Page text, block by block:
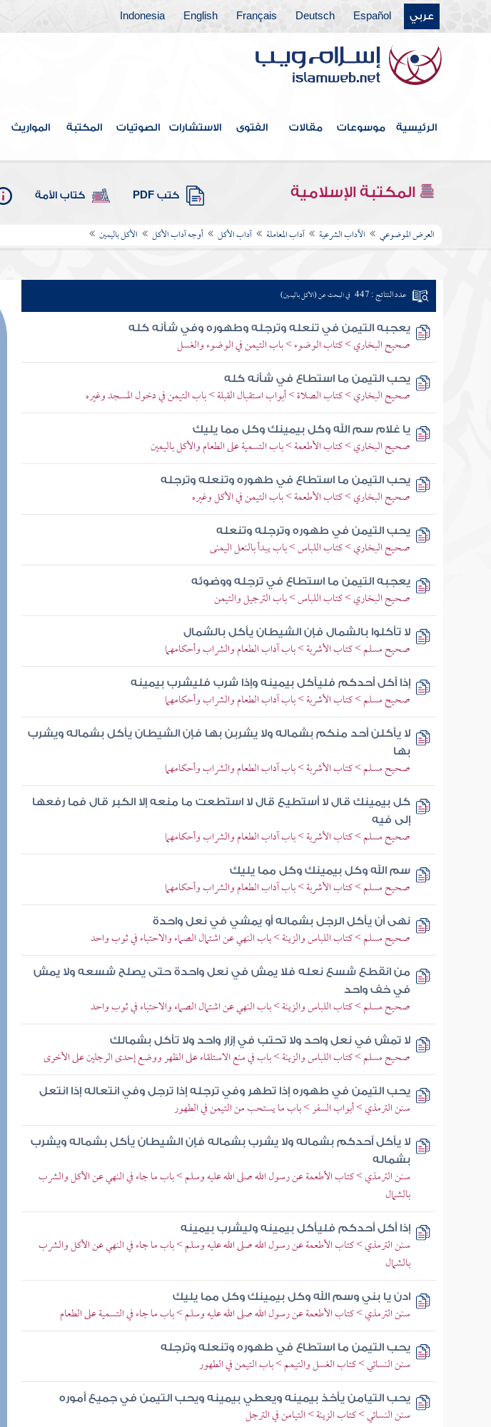
عربي Español
Deutsch
Français
English
Indonesia
الرئيسية موسوعات مقالات الفتوى الاستشارات الصوتيات المكتبة المواريث
المكتبة الإسلامية كتب PDF كتاب الأمة
العرض الموضوعي الآداب الشرعية آداب المعاملة آداب الأكل أوجه آداب الأكل الأكل باليمين
عدد النتائج : 447 في البحث عن (الأكل باليمين)
يعجبه التيمن في تنعله وترجله وطهوره وفي شأنه كله
صحيح البخاري > كتاب الوضوء > باب التيمن في الوضوء والغسل
يحب التيمن ما استطاع في شأنه كله
صحيح البخاري > كتاب الصلاة > أبواب استقبال القبلة > باب التيمن في دخول المسجد وغيره
يا غلام سم الله وكل بيمينك وكل مما يليك
صحيح البخاري > كتاب الأطعمة > باب التسمية على الطعام والأكل باليمين
يحب التيمن ما استطاع في طهوره وتنعله وترجله
صحيح البخاري > كتاب الأطعمة > باب التيمن في الأكل وغيره
يحب التيمن في طهوره وترجله وتنعله
صحيح البخاري > كتاب اللباس > باب يبدأ بالنعل اليمنى
يعجبه التيمن ما استطاع في ترجله ووضوئه
صحيح البخاري > كتاب اللباس > باب الترجيل والتيمن
لا تأكلوا بالشمال فإن الشيطان يأكل بالشمال
صحيح مسلم > كتاب الأشربة > باب آداب الطعام والشراب وأحكامهما
إذا أكل أحدكم فليأكل بيمينه وإذا شرب فليشرب بيمينه
صحيح مسلم > كتاب الأشربة > باب آداب الطعام والشراب وأحكامهما
لا يأكلن أحد منكم بشماله ولا يشربن بها فإن الشيطان يأكل بشماله ويشرب
بها
صحيح مسلم > كتاب الأشربة > باب آداب الطعام والشراب وأحكامهما
كل بيمينك قال لا أستطيع قال لا استطعت ما منعه إلا الكبر قال فما رفعها
إلى فيه
صحيح مسلم > كتاب الأشربة > باب آداب الطعام والشراب وأحكامهما
سم الله وكل بيمينك وكل مما يليك
صحيح مسلم > كتاب الأشربة > باب آداب الطعام والشراب وأحكامهما
نهى أن يأكل الرجل بشماله أو يمشي في نعل واحدة
صحيح مسلم > كتاب اللباس والزينة > باب النهي عن اشتمال الصماء والاحتباء في ثوب واحد
من انقطع شسع نعله فلا يمش في نعل واحدة حتى يصلح شسعه ولا يمش
في خف واحد
صحيح مسلم > كتاب اللباس والزينة > باب النهي عن اشتمال الصماء والاحتباء في ثوب واحد
لا تمش في نعل واحد ولا تحتب في إزار واحد ولا تأكل بشمالك
صحيح مسلم > كتاب اللباس والزينة > باب في منع الاستلقاء على الظهر ووضع إحدى الرجلين على الأخرى
يحب التيمن في طهوره إذا تطهر وفي ترجله إذا ترجل وفي انتعاله إذا انتعل
سنن الترمذي > أبواب السفر > باب ما يستحب من التيمن في الطهور
لا يأكل أحدكم بشماله ولا يشرب بشماله فإن الشيطان يأكل بشماله ويشرب
بشماله
سنن الترمذي > كتاب الأطعمة عن رسول الله صلى الله عليه وسلم > باب ما جاء في النهي عن الأكل والشرب
بالشمال
إذا أكل أحدكم فليأكل بيمينه وليشرب بيمينه
سنن الترمذي > كتاب الأطعمة عن رسول الله صلى الله عليه وسلم > باب ما جاء في النهي عن الأكل والشرب
بالشمال
ادن يا بني وسم الله وكل بيمينك وكل مما يليك
سنن الترمذي > كتاب الأطعمة عن رسول الله صلى الله عليه وسلم > باب ما جاء في التسمية على الطعام
يحب التيمن ما استطاع في طهوره وتنعله وترجله
سنن النسائي > كتاب الغسل والتيمم > باب التيمن في الطهور
يحب التيامن يأخذ بيمينه ويعطي بيمينه ويحب التيمن في جميع أموره
سنن النسائي > كتاب الزينة > التيامن في الترجل